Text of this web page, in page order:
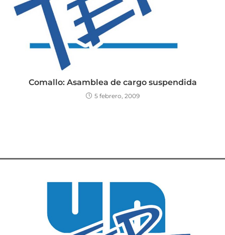
Comallo: Asamblea de cargo suspendida
5 febrero, 2009